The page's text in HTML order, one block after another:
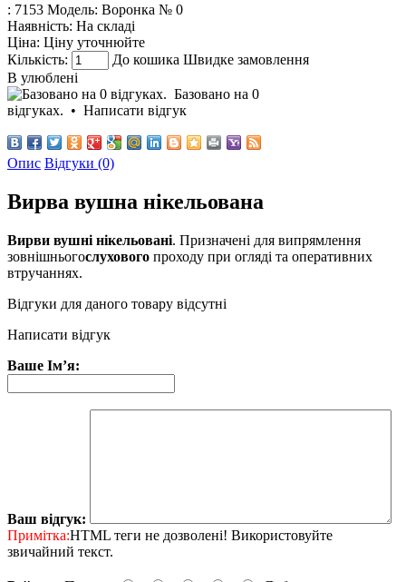
: 7153 Модель: Воронка № 0
Наявність: На складі
Ціна: Ціну уточнюйте
Кількість:
До кошика Швидке замовлення
В улюблені
Базовано на 0
відгуках. • Написати відгук
Опис Відгуки (0)
Вирва вушна нікельована
Вирви вушні нікельовані. Призначені для випрямлення
зовнішньогослухового проходу при огляді та оперативних
втручаннях.
Відгуки для даного товару відсутні
Написати відгук
Ваше Ім’я:
Ваш відгук:
Примітка:HTML теги не дозволені! Використовуйте
звичайний текст.